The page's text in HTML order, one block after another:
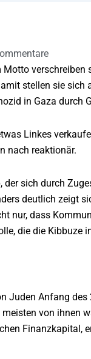
stellen sie
in Gaza durch
Linkes
nach reaktionär.
sich durch
deutlich zeigt
nur, dass
die die Kibbuze
Juden Anfang
von ihnen